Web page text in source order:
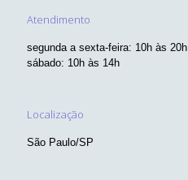
Atendimento
segunda a sexta-feira: 10h às 20h
sábado: 10h às 14h
Localização
São Paulo/SP